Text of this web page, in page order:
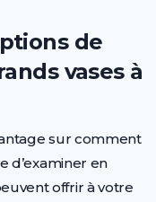
de
vases à
sur comment
d’examiner en
offrir à votre